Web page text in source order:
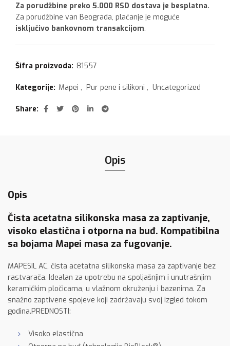
Za porudžbine preko 5.000 RSD dostava je besplatna.
Za porudžbine van Beograda, plaćanje je moguće
isključivo bankovnom transakcijom.
Šifra proizvoda: 81557
Kategorije: Mapei , Pur pene i silikoni , Uncategorized
Share
Opis
Opis
Čista acetatna silikonska masa za zaptivanje,
visoko elastična i otporna na buđ. Kompatibilna
sa bojama Mapei masa za fugovanje.
MAPESIL AC, čista acetatna silikonska masa za zaptivanje bez
rastvarača. Idealan za upotrebu na spoljašnjim i unutrašnjim
keramičkim pločicama, u vlažnom okruženju i bazenima. Za
snažno zaptivene spojeve koji zadržavaju svoj izgled tokom
godina.PREDNOSTI:
Visoko elastična